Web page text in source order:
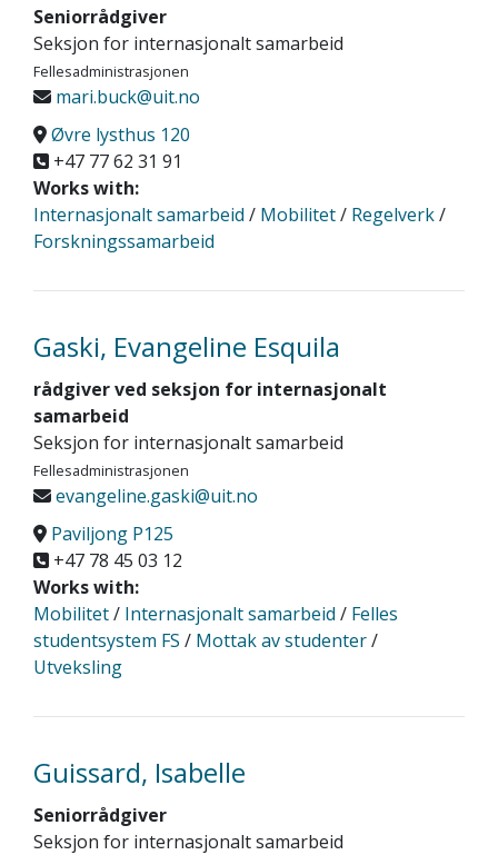
Seniorrådgiver
Seksjon for internasjonalt samarbeid
Fellesadministrasjonen
mari.buck@uit.no
Øvre lysthus 120
+47 77 62 31 91
Works with:
Internasjonalt samarbeid / Mobilitet/ Regelverk/
Forskningssamarbeid
Gaski, Evangeline Esquila
rådgiver ved seksjon for internasjonalt
samarbeid
Seksjon for internasjonalt samarbeid
Fellesadministrasjonen
evangeline.gaski@uit.no
Paviljong P125
+47 78 45 03 12
Works with:
Mobilitet/ Internasjonalt samarbeid / Felles
studentsystem FS / Mottak av studenter/
Utveksling
Guissard, Isabelle
Seniorrådgiver
Seksjon for internasjonalt samarbeid